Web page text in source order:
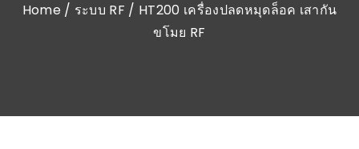
Home / ระบบ RF / HT200 เครื่องปลดหมุดล็อค เสากัน
ขโมย RF